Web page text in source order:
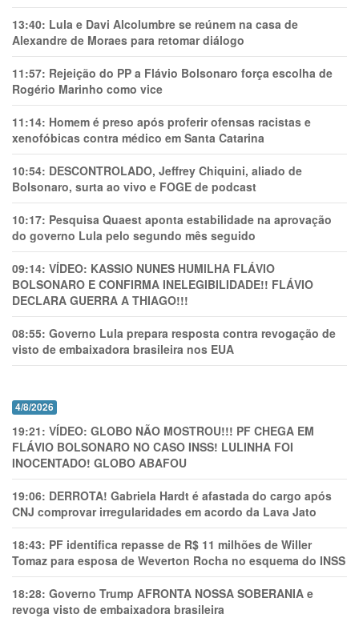
13:40: Lula e Davi Alcolumbre se reúnem na casa de
Alexandre de Moraes para retomar diálogo
11:57: Rejeição do PP a Flávio Bolsonaro força escolha de
Rogério Marinho como vice
11:14: Homem é preso após proferir ofensas racistas e
xenofóbicas contra médico em Santa Catarina
10:54: DESCONTROLADO, Jeffrey Chiquini, aliado de
Bolsonaro, surta ao vivo e FOGE de podcast
10:17: Pesquisa Quaest aponta estabilidade na aprovação
do governo Lula pelo segundo mês seguido
09:14: VÍDEO: KASSIO NUNES HUMlLHA FLÁVIO
BOLSONARO E CONFIRMA INELEGIBILIDADE!! FLÁVIO
DECLARA GUERRA A THIAGO!!!
08:55: Governo Lula prepara resposta contra revogação de
visto de embaixadora brasileira nos EUA
4/8/2026
19:21: VÍDEO: GLOBO NÃO MOSTROU!!! PF CHEGA EM
FLÁVIO BOLSONARO NO CASO INSS! LULINHA FOI
INOCENTADO! GLOBO ABAFOU
19:06: DERROTA! Gabriela Hardt é afastada do cargo após
CNJ comprovar irregularidades em acordo da Lava Jato
18:43: PF identifica repasse de R$ 11 milhões de Willer
Tomaz para esposa de Weverton Rocha no esquema do INSS
18:28: Governo Trump AFRONTA NOSSA SOBERANIA e
revoga visto de embaixadora brasileira